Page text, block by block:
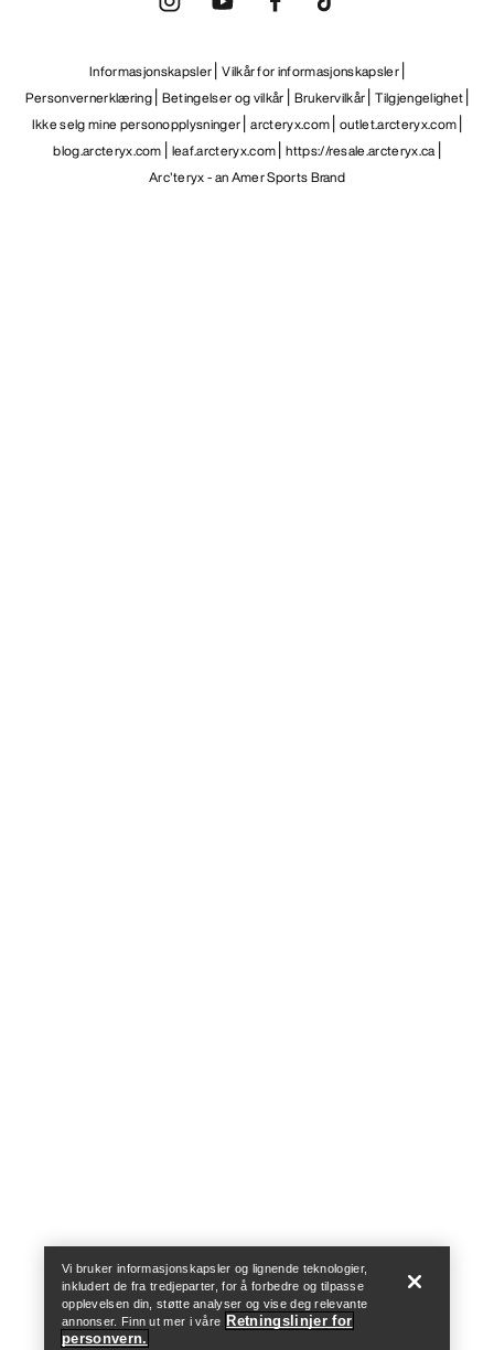
Informasjonskapsler Vilkår for informasjonskapsler
Personvernerklæring Betingelser og vilkår Brukervilkår Tilgjengelighet
Ikke selg mine personopplysninger arcteryx.com outlet.arcteryx.com
blog.arcteryx.com leaf.arcteryx.com https://resale.arcteryx.ca
Arc'teryx - an Amer Sports Brand
Vi bruker informasjonskapsler og lignende teknologier,
inkludert de fra tredjeparter, for å forbedre og tilpasse
opplevelsen din, støtte analyser og vise deg relevante
annonser. Finn ut mer i våre Retningslinjer for
personvern.